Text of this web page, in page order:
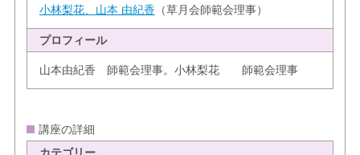
小林梨花、山本 由紀香（草月会師範会理事）
プロフィール
山本由紀香 師範会理事。小林梨花 師範会理事
講座の詳細